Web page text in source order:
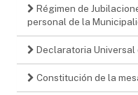
Régimen de
personal de la
Declaratoria Universal
Constitución de la